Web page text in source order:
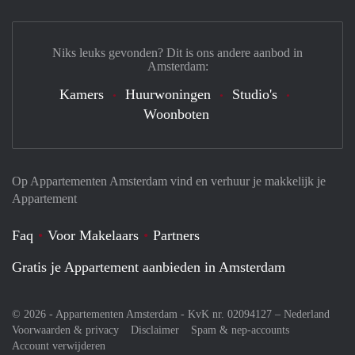
Op Appartementen Amsterdam vind en verhuur je makkelijk je
Appartement
Faq Voor Makelaars
Partners
Gratis je Appartement aanbieden in Amsterdam
© 2026 - Appartementen Amsterdam - KvK nr. 02094127 – Nederland
Voorwaarden & privacy
Disclaimer
Spam & nep-accounts
Account verwijderen
Niks leuks gevonden? Dit is ons andere aanbod in
Amsterdam:
Kamers Huurwoningen
Studio's
Woonboten